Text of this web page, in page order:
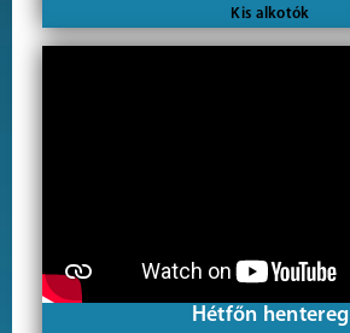
Kis alkotók
Hétfőn hentereg